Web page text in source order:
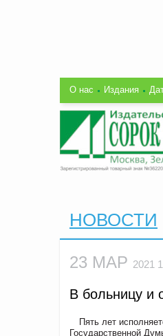
О нас Издания
НОВОСТИ
23 МАР 2021
В больницу и
Пять лет
Государственной